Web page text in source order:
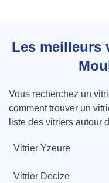
Les meilleurs
Vous recherchez un
comment trouver un
liste des vitriers autour
Vitrier Yzeure
Vitrier Decize